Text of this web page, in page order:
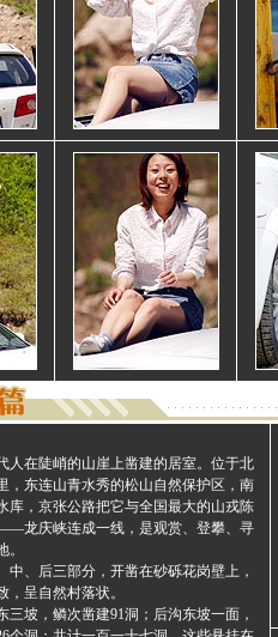
陡峭的山崖上凿建的居室。位于北
，东连山青水秀的松山自然保护区，南
库，京张公路把它与全国最大的山戎陈
龙庆峡连成一线，是观赏、登攀、寻
、后三部分，开凿在砂砾花岗壁上，
，呈自然村落状。
三坡，鳞次凿建91洞；后沟东坡一面，